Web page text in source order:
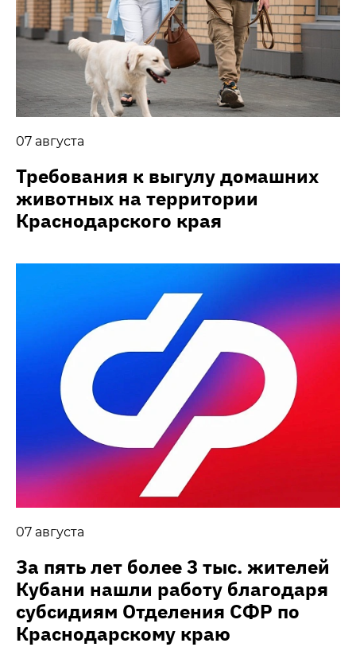
07 августа
Требования к выгулу домашних
животных на территории
Краснодарского края
07 августа
За пять лет более 3 тыс. жителей
Кубани нашли работу благодаря
субсидиям Отделения СФР по
Краснодарскому краю